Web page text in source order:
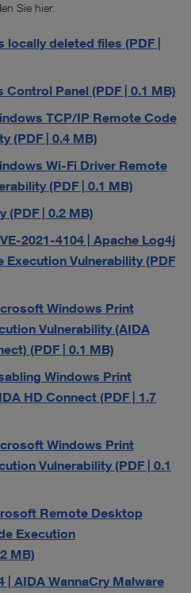
Sie hier:
locally deleted files (PDF |
Panel (PDF | 0.1 MB)
TCP/IP Remote Code
(PDF | 0.4 MB)
Wi-Fi Driver Remote
(PDF | 0.1 MB)
(PDF | 0.2 MB)
2021-4104 | Apache Log4j
Execution Vulnerability (PDF
Windows Print
Vulnerability (AIDA
(PDF | 0.1 MB)
Windows Print
HD Connect (PDF | 1.7
Windows Print
Vulnerability (PDF | 0.1
Remote Desktop
Execution
MB)
| AIDA WannaCry Malware